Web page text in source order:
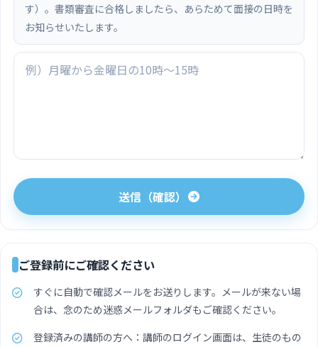
す）。書類審査に合格しましたら、あらためて面接の日時を
お知らせいたします。
送信（確認）
ご登録前にご確認ください
すぐに自動で確認メールをお送りします。メールが来ない場
合は、念のため迷惑メールフォルダもご確認ください。
登録済みの講師の方へ：講師のログイン画面は、生徒のもの